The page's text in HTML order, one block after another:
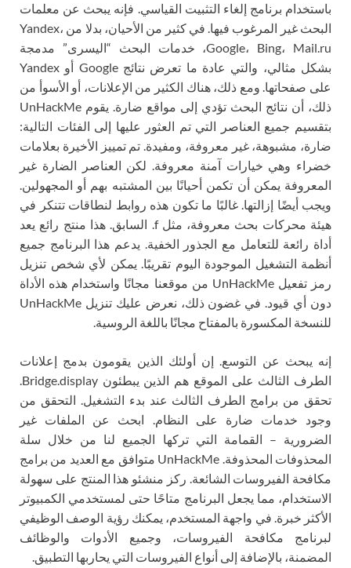
باستخدام برنامج إلغاء التثبيت القياسي. فإنه يبحث عن معلمات
البحث غير المرغوب فيها. في كثير من الأحيان، بدلا من Yandex،
Google، Bing، Mail.ru، خدمات البحث “اليسرى” مدمجة
بشكل مثالي، والتي عادة ما تعرض نتائج Google أو Yandex
على صفحاتها. ومع ذلك، هناك الكثير من الإعلانات، أو الأسوأ من
ذلك، أن نتائج البحث تؤدي إلى مواقع ضارة. يقوم UnHackMe
بتقسيم جميع العناصر التي تم العثور عليها إلى الفئات التالية:
ضارة، مشبوهة، غير معروفة، ومفيدة. تم تمييز الأخيرة بعلامات
خضراء وهي خيارات آمنة معروفة. لكن العناصر الضارة غير
المعروفة يمكن أن تكمن أحيانًا بين المشتبه بهم أو المجهولين.
ويجب أيضًا إزالتها. غالبًا ما تكون هذه روابط لنطاقات تتنكر في
هيئة محركات بحث معروفة، مثل f. السابق. هذا منتج رائع يعد
أداة رائعة للتعامل مع الجذور الخفية. يدعم هذا البرنامج جميع
أنظمة التشغيل الموجودة اليوم تقريبًا. يمكن لأي شخص تنزيل
رمز تفعيل UnHackMe من موقعنا مجانًا واستخدام هذه الأداة
دون أي قيود. في غضون ذلك، نعرض عليك تنزيل UnHackMe
للنسخة المكسورة بالمفتاح مجانًا باللغة الروسية.
إنه يبحث عن التوسع. إن أولئك الذين يقومون بدمج إعلانات
الطرف الثالث على الموقع هم الذين يبطئون Bridge.display.
تحقق من برامج الطرف الثالث عند بدء التشغيل. التحقق من
وجود خدمات ضارة على النظام. ابحث عن الملفات غير
الضرورية – القمامة التي تركها الجميع لنا من خلال سلة
المحذوفات المحذوفة. UnHackMe متوافق مع العديد من برامج
مكافحة الفيروسات الشائعة. ركز منشئو هذا المنتج على سهولة
الاستخدام، مما يجعل البرنامج متاحًا حتى لمستخدمي الكمبيوتر
الأكثر خبرة. في واجهة المستخدم، يمكنك رؤية الوصف الوظيفي
لبرنامج مكافحة الفيروسات، وجميع الأدوات والوظائف
المضمنة، بالإضافة إلى أنواع الفيروسات التي يحاربها التطبيق.